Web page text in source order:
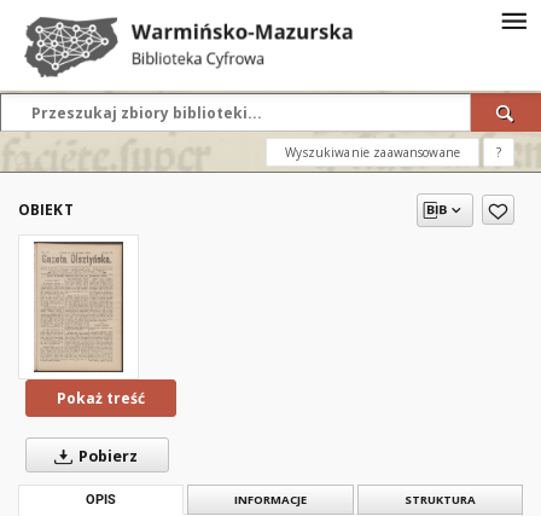
Wyszukiwanie zaawansowane ?
OBIEKT
Pokaż treść
Pobierz
OPIS INFORMACJE STRUKTURA